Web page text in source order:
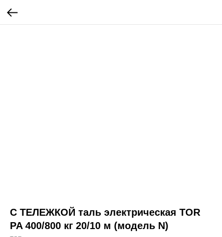
С ТЕЛЕЖКОЙ таль электрическая TOR
PA 400/800 кг 20/10 м (модель N)